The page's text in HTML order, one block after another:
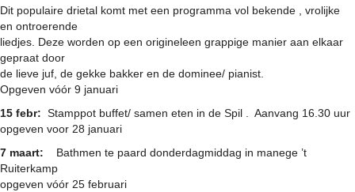
Dit populaire drietal komt met een programma vol bekende , vrolijke
en ontroerende
liedjes. Deze worden op een origineleen grappige manier aan elkaar
gepraat door
de lieve juf, de gekke bakker en de dominee/ pianist.
Opgeven vóór 9 januari
15 febr: Stamppot buffet/ samen eten in de Spil . Aanvang 16.30 uur
opgeven voor 28 januari
7 maart:
Bathmen te paard donderdagmiddag in manege ’t
Ruiterkamp
opgeven vóór 25 februari